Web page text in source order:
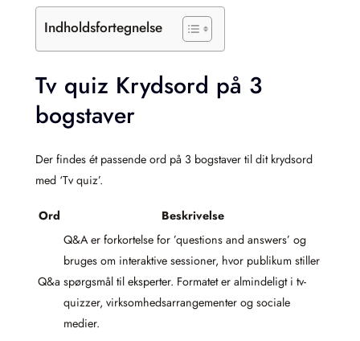
Indholdsfortegnelse
Tv quiz Krydsord på 3
bogstaver
Der findes ét passende ord på 3 bogstaver til dit krydsord
med ‘Tv quiz’.
Ord Beskrivelse
Q&a
Q&A er forkortelse for ’questions and answers’ og
bruges om interaktive sessioner, hvor publikum stiller
spørgsmål til eksperter. Formatet er almindeligt i tv-
quizzer, virksomhedsarrangementer og sociale
medier.